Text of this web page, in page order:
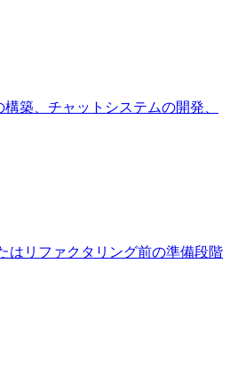
築、チャットシステムの開発、
はリファクタリング前の準備段階